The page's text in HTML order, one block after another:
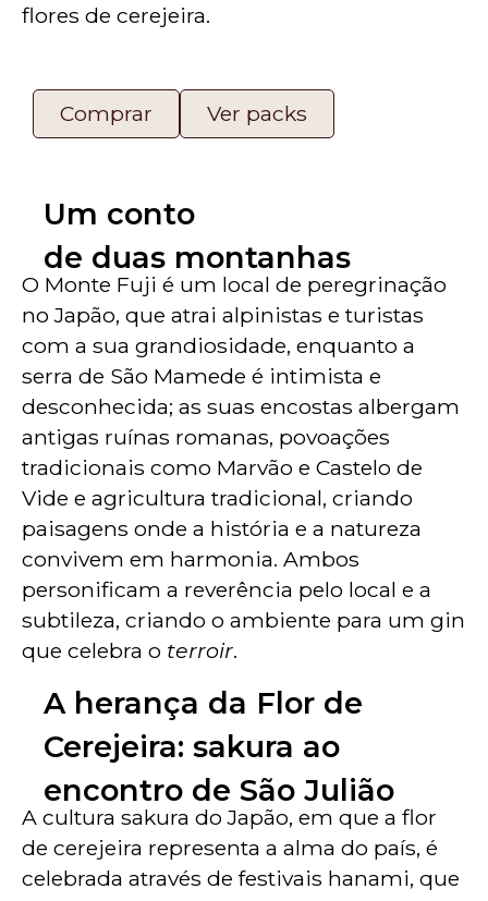
flores de cerejeira.
Comprar Ver packs
Um conto
de duas montanhas
O Monte Fuji é um local de peregrinação
no Japão, que atrai alpinistas e turistas
com a sua grandiosidade, enquanto a
serra de São Mamede é intimista e
desconhecida; as suas encostas albergam
antigas ruínas romanas, povoações
tradicionais como Marvão e Castelo de
Vide e agricultura tradicional, criando
paisagens onde a história e a natureza
convivem em harmonia. Ambos
personificam a reverência pelo local e a
subtileza, criando o ambiente para um gin
que celebra o terroir.
A herança da Flor de
Cerejeira: sakura ao
encontro de São Julião
A cultura sakura do Japão, em que a flor
de cerejeira representa a alma do país, é
celebrada através de festivais hanami, que